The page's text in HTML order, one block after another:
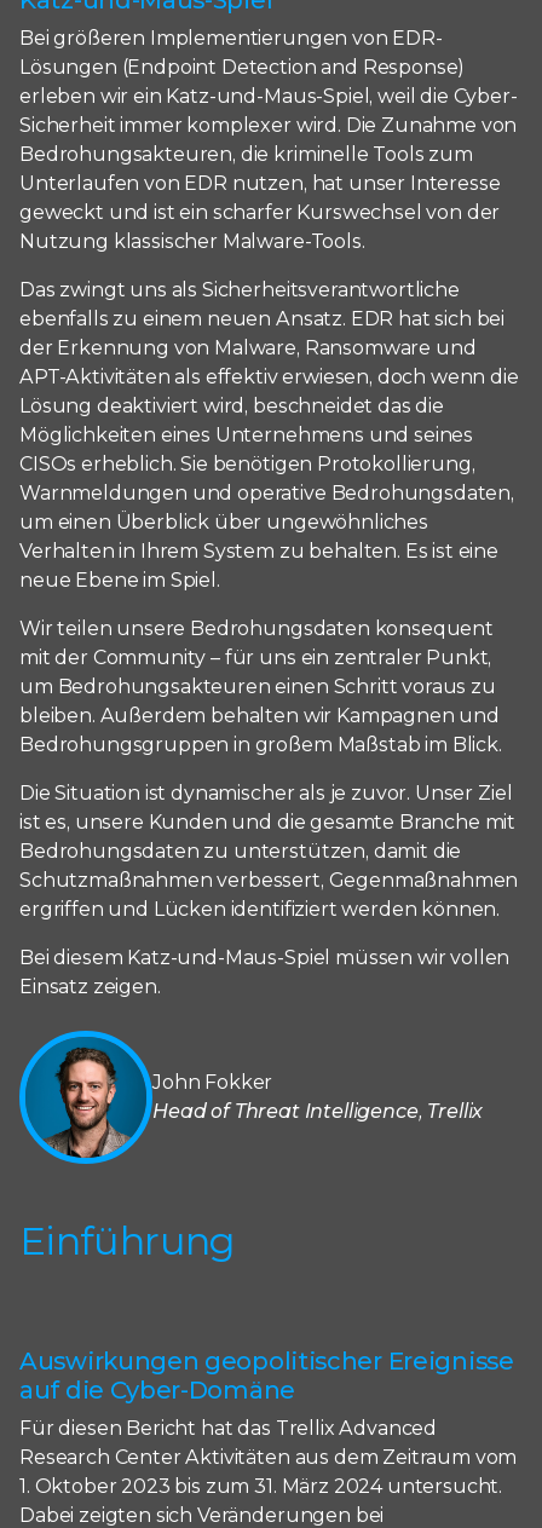
Bei größeren Implementierungen von EDR-
Lösungen (Endpoint Detection and Response)
erleben wir ein Katz-und-Maus-Spiel, weil die Cyber-
Sicherheit immer komplexer wird. Die Zunahme von
Bedrohungsakteuren, die kriminelle Tools zum
Unterlaufen von EDR nutzen, hat unser Interesse
geweckt und ist ein scharfer Kurswechsel von der
Nutzung klassischer Malware-Tools.
Das zwingt uns als Sicherheitsverantwortliche
ebenfalls zu einem neuen Ansatz. EDR hat sich bei
der Erkennung von Malware, Ransomware und
APT-Aktivitäten als effektiv erwiesen, doch wenn die
Lösung deaktiviert wird, beschneidet das die
Möglichkeiten eines Unternehmens und seines
CISOs erheblich. Sie benötigen Protokollierung,
Warnmeldungen und operative Bedrohungsdaten,
um einen Überblick über ungewöhnliches
Verhalten in Ihrem System zu behalten. Es ist eine
neue Ebene im Spiel.
Wir teilen unsere Bedrohungsdaten konsequent
mit der Community – für uns ein zentraler Punkt,
um Bedrohungsakteuren einen Schritt voraus zu
bleiben. Außerdem behalten wir Kampagnen und
Bedrohungsgruppen in großem Maßstab im Blick.
Die Situation ist dynamischer als je zuvor. Unser Ziel
ist es, unsere Kunden und die gesamte Branche mit
Bedrohungsdaten zu unterstützen, damit die
Schutzmaßnahmen verbessert, Gegenmaßnahmen
ergriffen und Lücken identifiziert werden können.
Bei diesem Katz-und-Maus-Spiel müssen wir vollen
Einsatz zeigen.
John Fokker
Head of Threat Intelligence, Trellix
Einführung
Auswirkungen geopolitischer Ereignisse
auf die Cyber-Domäne
Für diesen Bericht hat das Trellix Advanced
Research Center Aktivitäten aus dem Zeitraum vom
1. Oktober 2023 bis zum 31. März 2024 untersucht.
Dabei zeigten sich Veränderungen bei